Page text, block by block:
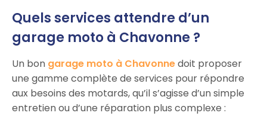
Quels services attendre d’un
garage moto à Chavonne ?
Un bon garage moto à Chavonnedoit proposer
une gamme complète de services pour répondre
aux besoins des motards, qu’il s’agisse d’un simple
entretien ou d’une réparation plus complexe :